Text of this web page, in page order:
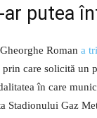
putea
Roman a
prin care solicită un
în care
Stadionului Gaz